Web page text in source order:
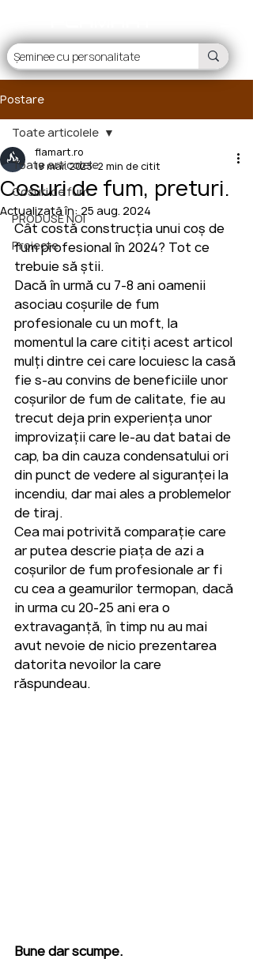
cu
Postare
Toate articolele
Cosuri de fum
PRODUSE NOI
Proiecte
Toate articolele
Cosuri de fum, preturi.
flamart.ro
19 mar. 2023 2 min de citit
Actualizată în: 25 aug. 2024
Cât costă construcția unui coș de
fum profesional în 2024? Tot ce
trebuie să știi.
Dacă în urmă cu 7-8 ani oamenii
asociau coșurile de fum
profesionale cu un moft, la
momentul la care citiți acest articol
mulți dintre cei care locuiesc la casă
fie s-au convins de beneficiile unor
coșurilor de fum de calitate, fie au
trecut deja prin experiența unor
improvizații care le-au dat batai de
cap, ba din cauza condensatului ori
din punct de vedere al siguranței la
incendiu, dar mai ales a problemelor
de tiraj.
Cea mai potrivită comparație care
ar putea descrie piața de azi a
coșurilor de fum profesionale ar fi
cu cea a geamurilor termopan, dacă
in urma cu 20-25 ani era o
extravaganță, în timp nu au mai
avut nevoie de nicio prezentarea
datorita nevoilor la care
răspundeau.
Bune dar scumpe.